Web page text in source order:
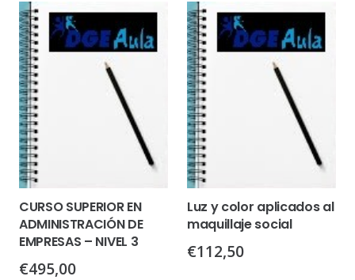
CURSO SUPERIOR EN
ADMINISTRACIÓN DE
EMPRESAS – NIVEL 3
€495,00
Luz y color aplicados al
maquillaje social
€112,50